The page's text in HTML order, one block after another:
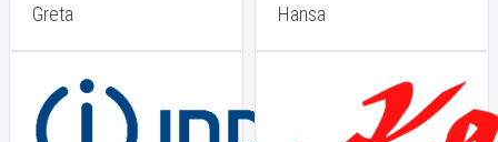
Greta Hansa